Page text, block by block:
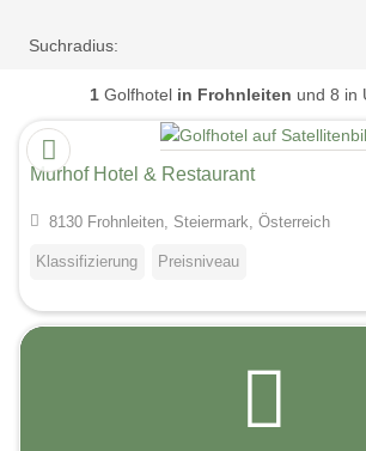
Suchradius:
1 Golfhotel in Frohnleiten und 8 in
Murhof Hotel & Restaurant
8130 Frohnleiten, Steiermark, Österreich
Klassifizierung Preisniveau